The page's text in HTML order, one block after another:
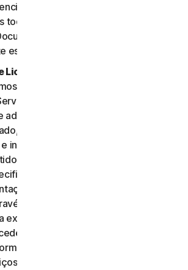
e não vendido, ao Utilizador, e
todos os direitos associados ao
que não estejam
estabelecidos no presente Contrato.
Licença.
e condições do presente Contrato
concedemos-lhe, no território
adquiriu o Software, uma licença com
não exclusiva e não transferível,
instalar uma cópia do Software no
ou controlado pelo Utilizador,
na Elegibilidade do Serviço,
da transação aplicável do
do qual o Utilizador obteve o
executar essa cópia do Software
aos Serviços de Consumidor e
pessoal, e não comercial ou, no
Comerciais, para sua utilização